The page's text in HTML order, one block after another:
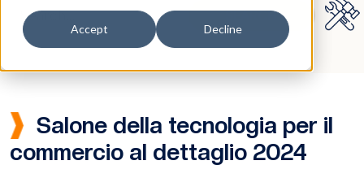
Accept Decline
Salone della tecnologia per il
commercio al dettaglio 2024